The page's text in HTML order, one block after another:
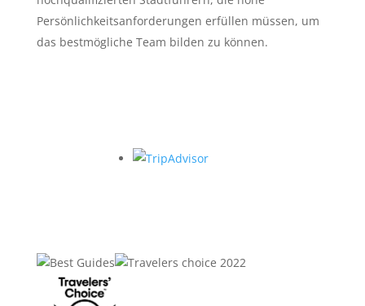
Persönlichkeitsanforderungen erfüllen müssen, um
das bestmögliche Team bilden zu können.